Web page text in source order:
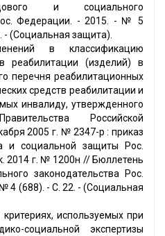
и социального
Федерации. - 2015. - № 5
- (Социальная защита).
в классификацию
реабилитации (изделий) в
перечня реабилитационных
средств реабилитации и
инвалиду, утвержденного
Российской
2005 г. № 2347-р : приказ
и социальной защиты Рос.
2014 г. № 1200н // Бюллетень
законодательства Рос.
4 (688). - С. 22. - (Социальная
используемых при
социальной экспертизы